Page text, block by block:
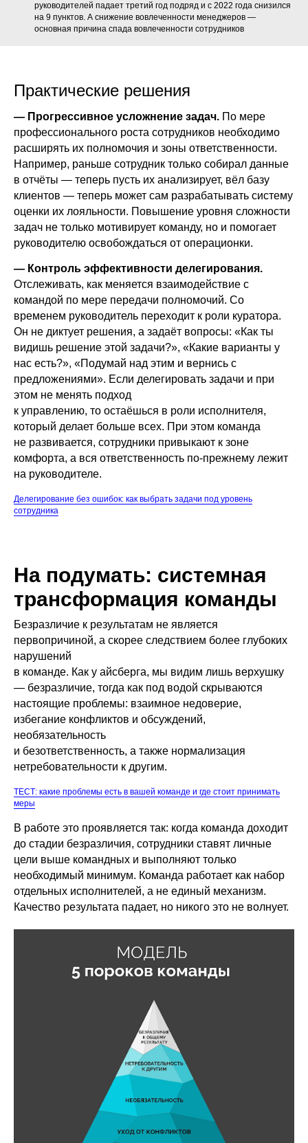
руководителей падает третий год подряд и с 2022 года снизился
на 9 пунктов. А снижение вовлеченности менеджеров —
основная причина спада вовлеченности сотрудников
Практические решения
— Прогрессивное усложнение задач. По мере
профессионального роста сотрудников необходимо
расширять их полномочия и зоны ответственности.
Например, раньше сотрудник только собирал данные
в отчёты — теперь пусть их анализирует, вёл базу
клиентов — теперь может сам разрабатывать систему
оценки их лояльности. Повышение уровня сложности
задач не только мотивирует команду, но и помогает
руководителю освобождаться от операционки.
— Контроль эффективности делегирования.
Отслеживать, как меняется взаимодействие с
командой по мере передачи полномочий. Со
временем руководитель переходит к роли куратора.
Он не диктует решения, а задаёт вопросы: «Как ты
видишь решение этой задачи?», «Какие варианты у
нас есть?», «Подумай над этим и вернись с
предложениями». Если делегировать задачи и при
этом не менять подход
к управлению, то остаёшься в роли исполнителя,
который делает больше всех. При этом команда
не развивается, сотрудники привыкают к зоне
комфорта, а вся ответственность по-прежнему лежит
на руководителе.
Делегирование без ошибок: как выбрать задачи под уровень
сотрудника
На подумать: системная
трансформация команды
Безразличие к результатам не является
первопричиной, а скорее следствием более глубоких
нарушений
в команде. Как у айсберга, мы видим лишь верхушку
— безразличие, тогда как под водой скрываются
настоящие проблемы: взаимное недоверие,
избегание конфликтов и обсуждений,
необязательность
и безответственность, а также нормализация
нетребовательности к другим.
ТЕСТ: какие проблемы есть в вашей команде и где стоит принимать
меры
В работе это проявляется так: когда команда доходит
до стадии безразличия, сотрудники ставят личные
цели выше командных и выполняют только
необходимый минимум. Команда работает как набор
отдельных исполнителей, а не единый механизм.
Качество результата падает, но никого это не волнует.